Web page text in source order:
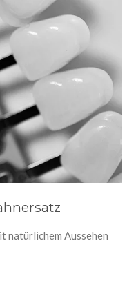
natürlichem Aussehen